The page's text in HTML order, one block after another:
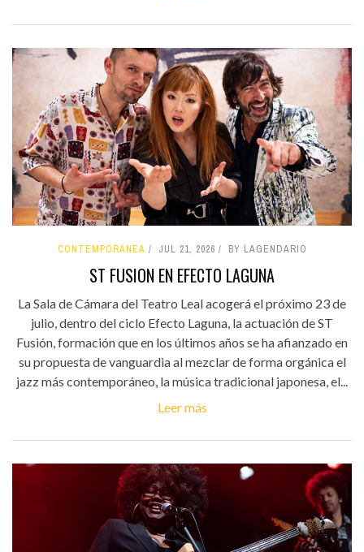
CONTEMPORÁNEA JUL 21, 2026 BY LAGENDARIO
ST FUSION EN EFECTO LAGUNA
La Sala de Cámara del Teatro Leal acogerá el próximo 23 de
julio, dentro del ciclo Efecto Laguna, la actuación de ST
Fusión, formación que en los últimos años se ha afianzado en
su propuesta de vanguardia al mezclar de forma orgánica el
jazz más contemporáneo, la música tradicional japonesa, el...
Leer más